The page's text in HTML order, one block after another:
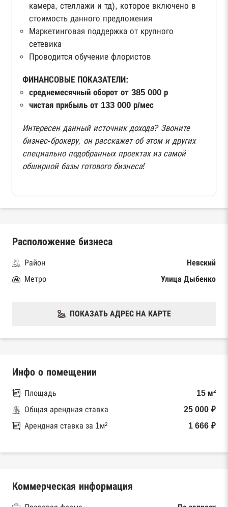
камера, стеллажи и тд), которое включено в
стоимость данного предложения
Маркетинговая поддержка от крупного
сетевика
Проводится обучение флористов
ФИНАНСОВЫЕ ПОКАЗАТЕЛИ:
среднемесячный оборот от 385 000 р
чистая прибыль от 133 000 р/мес
Интересен данный источник дохода? Звоните
бизнес-брокеру, он расскажет об этом и других
специально подобранных проектах из самой
обширной базы готового бизнеса!
Расположение бизнеса
Район
Невский
Метро
Улица Дыбенко
ПОКАЗАТЬ АДРЕС НА КАРТЕ
Инфо о помещении
Площадь
15 м²
Общая арендная ставка
25 000 ₽
Арендная ставка за 1м²
1 666 ₽
Коммерческая информация